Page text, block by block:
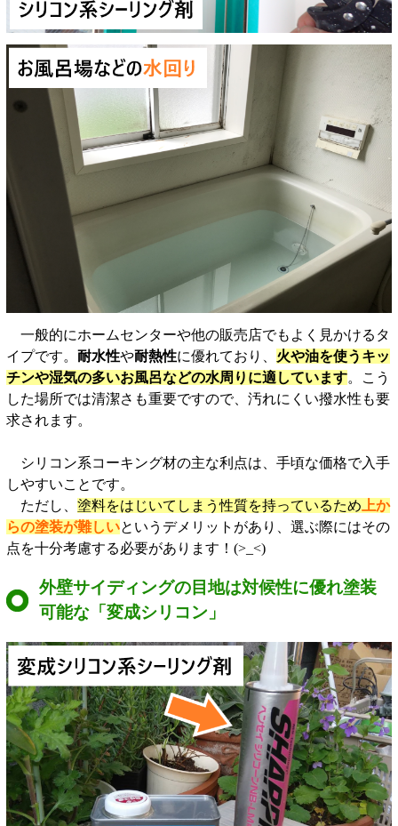
一般的にホームセンターや他の販売店でもよく見かけるタ
イプです。 耐水性や耐熱性に優れており、 火や油を使うキッ
チンや湿気の多いお風呂などの水周りに適しています。こう
した場所では清潔さも重要ですので、汚れにくい撥水性も要
求されます。
シリコン系コーキング材の主な利点は、手頃な価格で入手
しやすいことです。
ただし、 塗料をはじいてしまう性質を持っているため 上か
らの塗装が難しいというデメリットがあり、選ぶ際にはその
点を十分考慮する必要があります！(>_<)
外壁サイディングの目地は対候性に優れ塗装
可能な「変成シリコン」